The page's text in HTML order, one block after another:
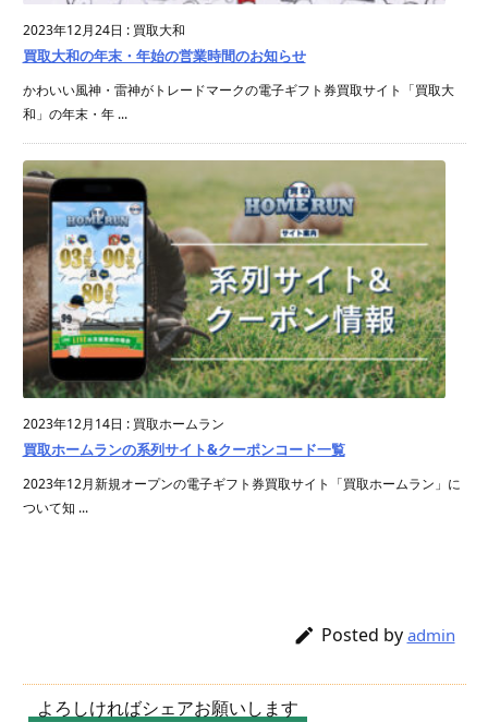
2023年12月24日 : 買取大和
買取大和の年末・年始の営業時間のお知らせ
かわいい風神・雷神がトレードマークの電子ギフト券買取サイト「買取大
和」の年末・年 ...
2023年12月14日 : 買取ホームラン
買取ホームランの系列サイト&クーポンコード一覧
2023年12月新規オープンの電子ギフト券買取サイト「買取ホームラン」に
ついて知 ...
 Posted by admin
よろしければシェアお願いします